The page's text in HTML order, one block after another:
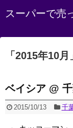
スーパーで売
「 2015年10月
ベイシア @
2015/10/13 千